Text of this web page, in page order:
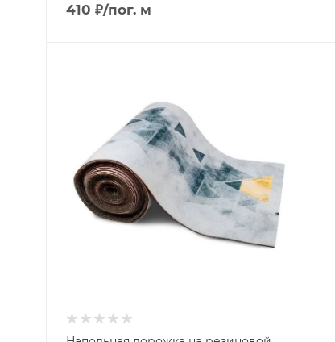
410 ₽/пог. м